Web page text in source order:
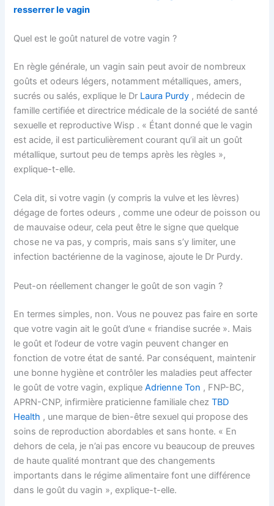
resserrer le vagin
Quel est le goût naturel de votre vagin ?
En règle générale, un vagin sain peut avoir de nombreux
goûts et odeurs légers, notamment métalliques, amers,
sucrés ou salés, explique le Dr Laura Purdy , médecin de
famille certifiée et directrice médicale de la société de santé
sexuelle et reproductive Wisp . « Étant donné que le vagin
est acide, il est particulièrement courant qu’il ait un goût
métallique, surtout peu de temps après les règles »,
explique-t-elle.
Cela dit, si votre vagin (y compris la vulve et les lèvres)
dégage de fortes odeurs , comme une odeur de poisson ou
de mauvaise odeur, cela peut être le signe que quelque
chose ne va pas, y compris, mais sans s’y limiter, une
infection bactérienne de la vaginose, ajoute le Dr Purdy.
Peut-on réellement changer le goût de son vagin ?
En termes simples, non. Vous ne pouvez pas faire en sorte
que votre vagin ait le goût d’une « friandise sucrée ». Mais
le goût et l’odeur de votre vagin peuvent changer en
fonction de votre état de santé. Par conséquent, maintenir
une bonne hygiène et contrôler les maladies peut affecter
le goût de votre vagin, expliqueAdrienne Ton , FNP-BC,
APRN-CNP, infirmière praticienne familiale chezTBD
Health , une marque de bien-être sexuel qui propose des
soins de reproduction abordables et sans honte. « En
dehors de cela, je n’ai pas encore vu beaucoup de preuves
de haute qualité montrant que des changements
importants dans le régime alimentaire font une différence
dans le goût du vagin », explique-t-elle.